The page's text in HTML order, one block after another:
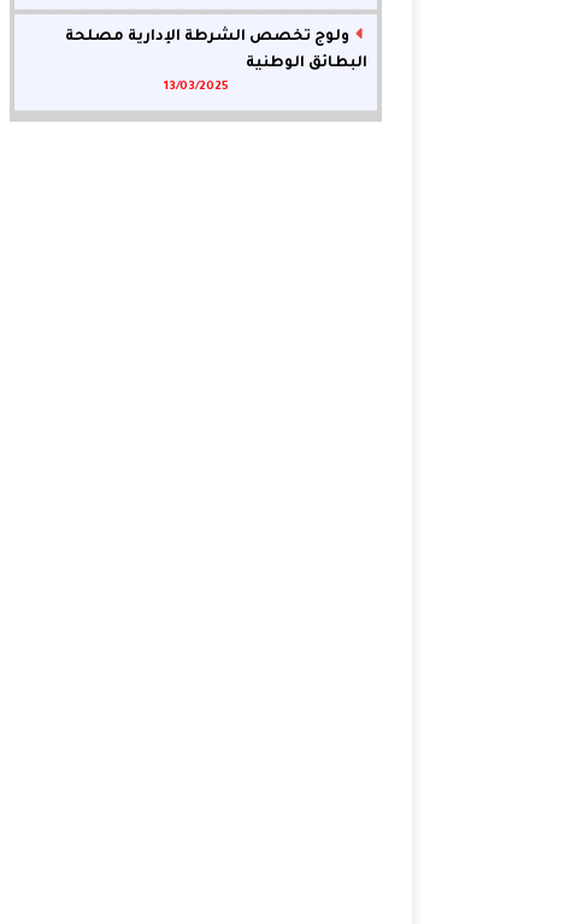
ولوج تخصص الشرطة الإدارية مصلحة
البطائق الوطنية
13/03/2025